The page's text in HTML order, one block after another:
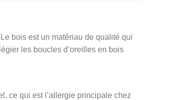
bois est un matériau de qualité qui
les boucles d’oreilles en bois
ce qui est l’allergie principale chez